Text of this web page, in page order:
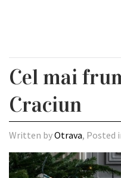
Cel mai
Craciun
Written byOtrava, Posted